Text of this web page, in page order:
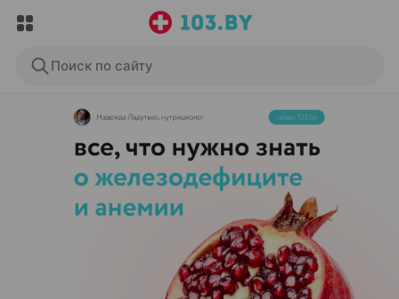
Поиск по сайту
ЭФФЕКТИВНАЯ РЕКЛАМА НА САЙТЕ